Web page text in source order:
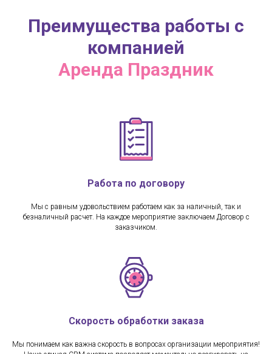
Преимущества работы с
компанией
Аренда Праздник
Работа по договору
Мы с равным удовольствием работаем как за наличный, так и
безналичный расчет. На каждое мероприятие заключаем Договор с
заказчиком.
Скорость обработки заказа
Мы понимаем как важна скорость в вопросах организации мероприятия!